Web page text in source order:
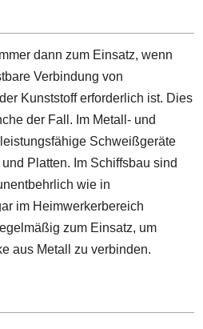
dann zum Einsatz, wenn
Verbindung von
Kunststoff erforderlich ist. Dies
der Fall. Im Metall- und
Schweißgeräte
Platten. Im Schiffsbau sind
wie in
im Heimwerkerbereich
zum Einsatz, um
aus Metall zu verbinden.